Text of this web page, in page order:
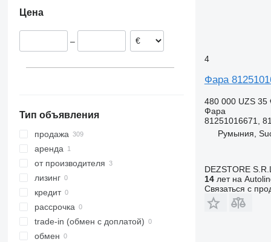
Vito Германия
Португалия
Цена
–
Тип объявления
продажа
аренда
от производителя
лизинг
кредит
рассрочка
trade-in (обмен с доплатой)
обмен
4
Фара
480 000 UZS 35
Фара
81251016671,
Румыния,
DEZSTORE S.R.L.
14лет на
Связаться с